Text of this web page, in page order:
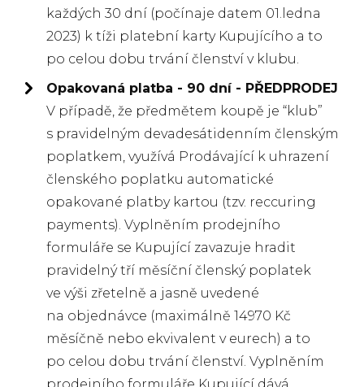
každých 30 dní (počínaje datem 01.ledna
2023) k tíži platební karty Kupujícího a to
po celou dobu trvání členství v klubu.
Opakovaná platba - 90 dní - PŘEDPRODEJ
V případě, že předmětem koupě je “klub”
s pravidelným devadesátidenním členským
poplatkem, využívá Prodávající k uhrazení
členského poplatku automatické
opakované platby kartou (tzv. reccuring
payments). Vyplněním prodejního
formuláře se Kupující zavazuje hradit
pravidelný tří měsíční členský poplatek
ve výši zřetelně a jasně uvedené
na objednávce (maximálně 14970 Kč
měsíčně nebo ekvivalent v eurech) a to
po celou dobu trvání členství. Vyplněním